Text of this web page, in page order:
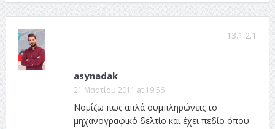
13.1.2.1
asynadak
21 Μαρτίου 2011 at 19:56
Νομίζω πως απλά συμπληρώνεις το
μηχανογραφικό δελτίο και έχει πεδίο όπου